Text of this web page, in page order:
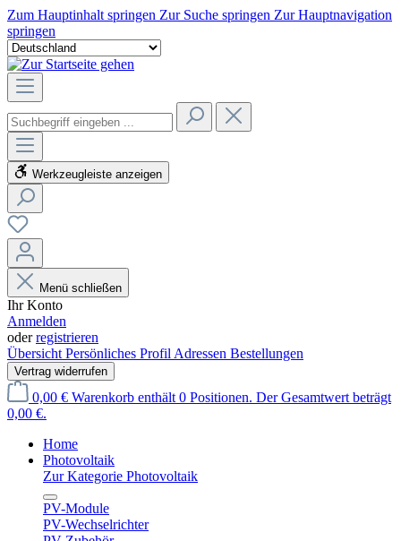
Zum Hauptinhalt springen Zur Suche springen Zur Hauptnavigation
springen
Werkzeugleiste anzeigen
Menü schließen
Ihr Konto
Anmelden
oderregistrieren
Übersicht Persönliches Profil Adressen Bestellungen
Vertrag widerrufen
0,00 € Warenkorb enthält 0 Positionen. Der Gesamtwert beträgt
0,00 €.
Home
Photovoltaik
Zur Kategorie Photovoltaik
PV-Module
PV-Wechselrichter